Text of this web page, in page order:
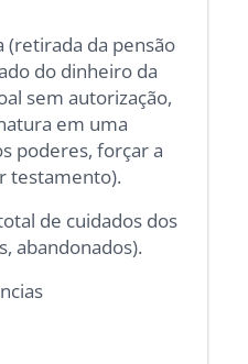
(retirada da pensão
do dinheiro da
sem autorização,
em uma
poderes, forçar a
testamento).
de cuidados dos
abandonados).